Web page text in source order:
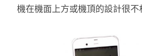
機在機面上方或機頂的設計很不